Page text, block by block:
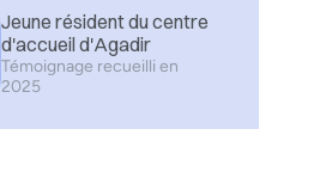
Jeune résident du centre
d'accueil d'Agadir
Témoignage recueilli en
2025